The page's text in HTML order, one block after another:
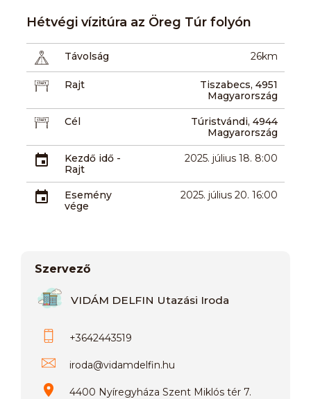
Hétvégi vízitúra az Öreg Túr folyón
Távolság 26km
Rajt
Tiszabecs, 4951
Magyarország
Cél
Túristvándi, 4944
Magyarország
Kezdő idő -
Rajt
2025. július 18. 8:00
Esemény
vége
2025. július 20. 16:00
Szervező
VIDÁM DELFIN Utazási Iroda
+3642443519
iroda@vidamdelfin.hu
4400 Nyíregyháza Szent Miklós tér 7.